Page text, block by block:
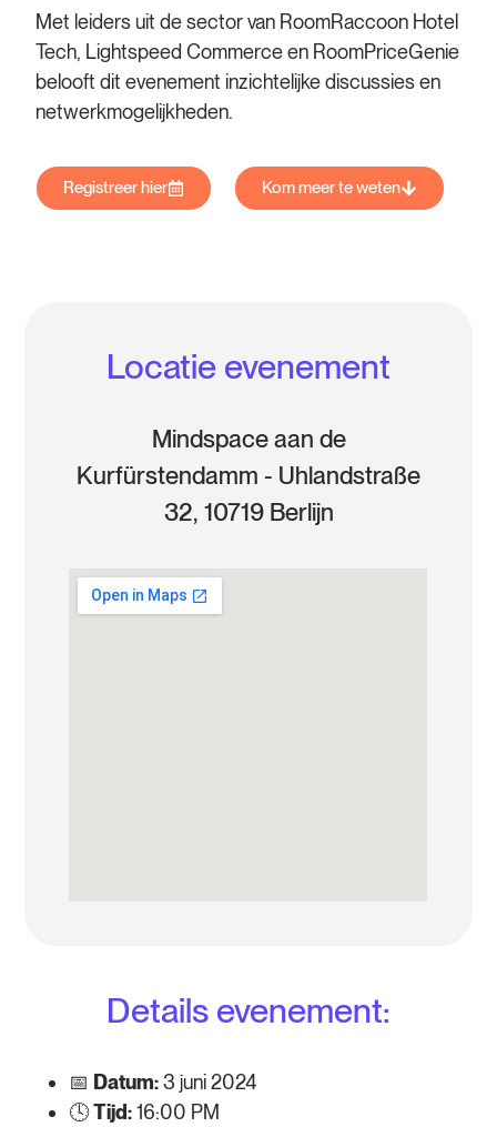
Met leiders uit de sector van RoomRaccoon Hotel
Tech, Lightspeed Commerce en RoomPriceGenie
belooft dit evenement inzichtelijke discussies en
netwerkmogelijkheden.
Registreer hier Kom meer te weten
Locatie evenement
Mindspace aan de
Kurfürstendamm - Uhlandstraße
32, 10719 Berlijn
Details evenement:
📅 Datum:3 juni 2024
🕓Tijd:16:00 PM